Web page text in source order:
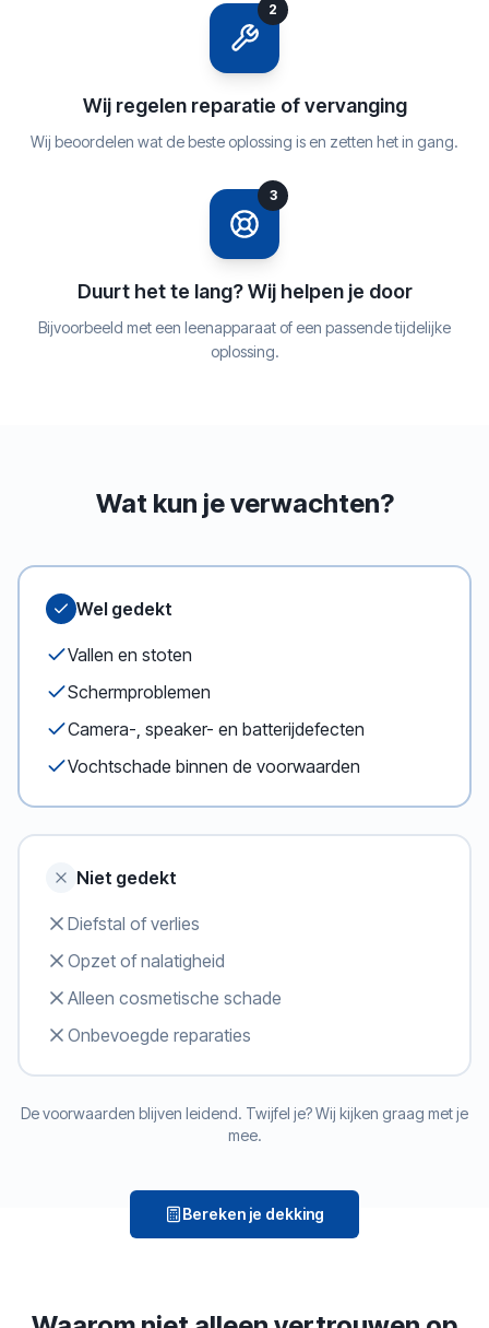
2
Wij regelen reparatie of vervanging
Wij beoordelen wat de beste oplossing is en zetten het in gang.
3
Duurt het te lang? Wij helpen je door
Bijvoorbeeld met een leenapparaat of een passende tijdelijke
oplossing.
Wat kun je verwachten?
Wel gedekt
Vallen en stoten
Schermproblemen
Camera-, speaker- en batterijdefecten
Vochtschade binnen de voorwaarden
Niet gedekt
Diefstal of verlies
Opzet of nalatigheid
Alleen cosmetische schade
Onbevoegde reparaties
De voorwaarden blijven leidend. Twijfel je? Wij kijken graag met je
mee.
Bereken je dekking